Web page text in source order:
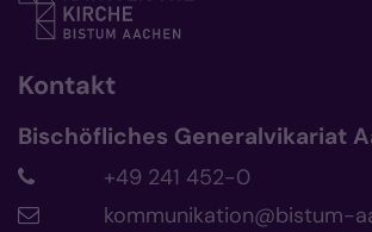
Kontakt
Bischöfliches Generalvikariat
+49 241 452-0
kommunikation@bistum-